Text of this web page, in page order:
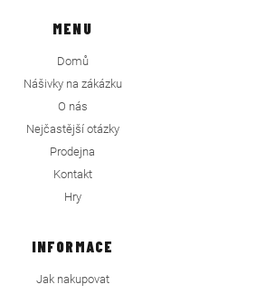
MENU
Domů
Nášivky na zákázku
O nás
Nejčastější otázky
Prodejna
Kontakt
Hry
INFORMACE
Jak nakupovat